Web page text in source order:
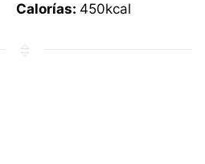
Calorías: 450kcal